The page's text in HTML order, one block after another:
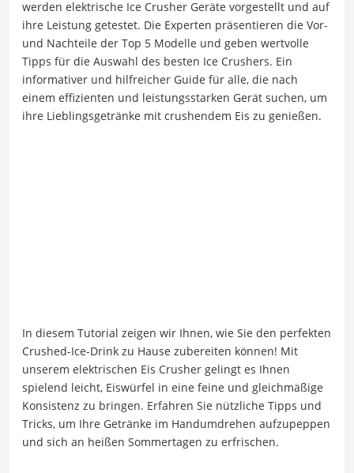
werden elektrische Ice Crusher Geräte vorgestellt und auf
ihre Leistung getestet. Die Experten präsentieren die Vor-
und Nachteile der Top 5 Modelle und geben wertvolle
Tipps für die Auswahl des besten Ice Crushers. Ein
informativer und hilfreicher Guide für alle, die nach
einem effizienten und leistungsstarken Gerät suchen, um
ihre Lieblingsgetränke mit crushendem Eis zu genießen.
In diesem Tutorial zeigen wir Ihnen, wie Sie den perfekten
Crushed-Ice-Drink zu Hause zubereiten können! Mit
unserem elektrischen Eis Crusher gelingt es Ihnen
spielend leicht, Eiswürfel in eine feine und gleichmäßige
Konsistenz zu bringen. Erfahren Sie nützliche Tipps und
Tricks, um Ihre Getränke im Handumdrehen aufzupeppen
und sich an heißen Sommertagen zu erfrischen.